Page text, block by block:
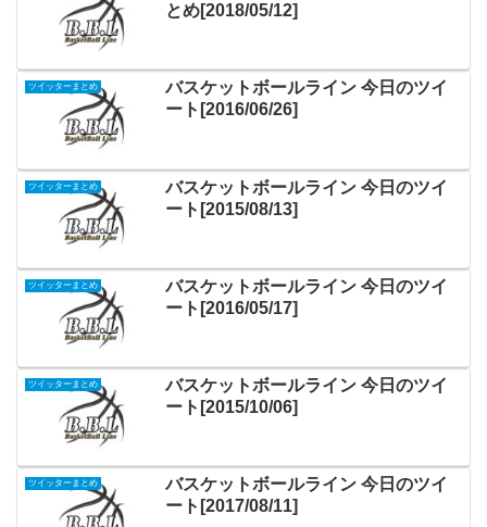
とめ[2018/05/12]
ツイッターまとめ
バスケットボールライン 今日のツイ
ート[2016/06/26]
ツイッターまとめ
バスケットボールライン 今日のツイ
ート[2015/08/13]
ツイッターまとめ
バスケットボールライン 今日のツイ
ート[2016/05/17]
ツイッターまとめ
バスケットボールライン 今日のツイ
ート[2015/10/06]
ツイッターまとめ
バスケットボールライン 今日のツイ
ート[2017/08/11]